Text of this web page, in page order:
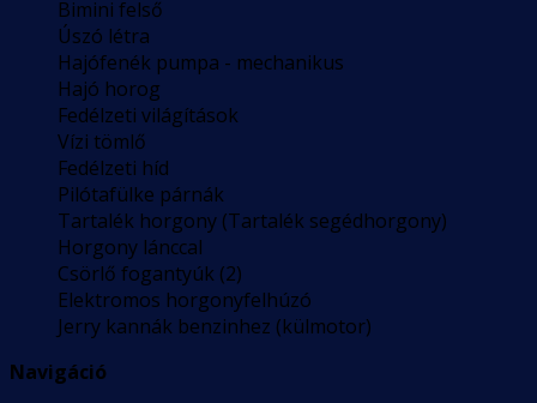
Bimini felső
Úszó létra
Hajófenék pumpa - mechanikus
Hajó horog
Fedélzeti világítások
Vízi tömlő
Fedélzeti híd
Pilótafülke párnák
Tartalék horgony (Tartalék segédhorgony)
Horgony lánccal
Csörlő fogantyúk (2)
Elektromos horgonyfelhúzó
Jerry kannák benzinhez (külmotor)
Navigáció